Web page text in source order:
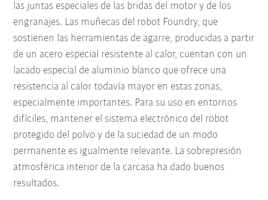
las juntas especiales de las bridas del motor y de los
engranajes. Las muñecas del robot Foundry, que
sostienen las herramientas de agarre, producidas a partir
de un acero especial resistente al calor, cuentan con un
lacado especial de aluminio blanco que ofrece una
resistencia al calor todavía mayor en estas zonas,
especialmente importantes. Para su uso en entornos
difíciles, mantener el sistema electrónico del robot
protegido del polvo y de la suciedad de un modo
permanente es igualmente relevante. La sobrepresión
atmosférica interior de la carcasa ha dado buenos
resultados.